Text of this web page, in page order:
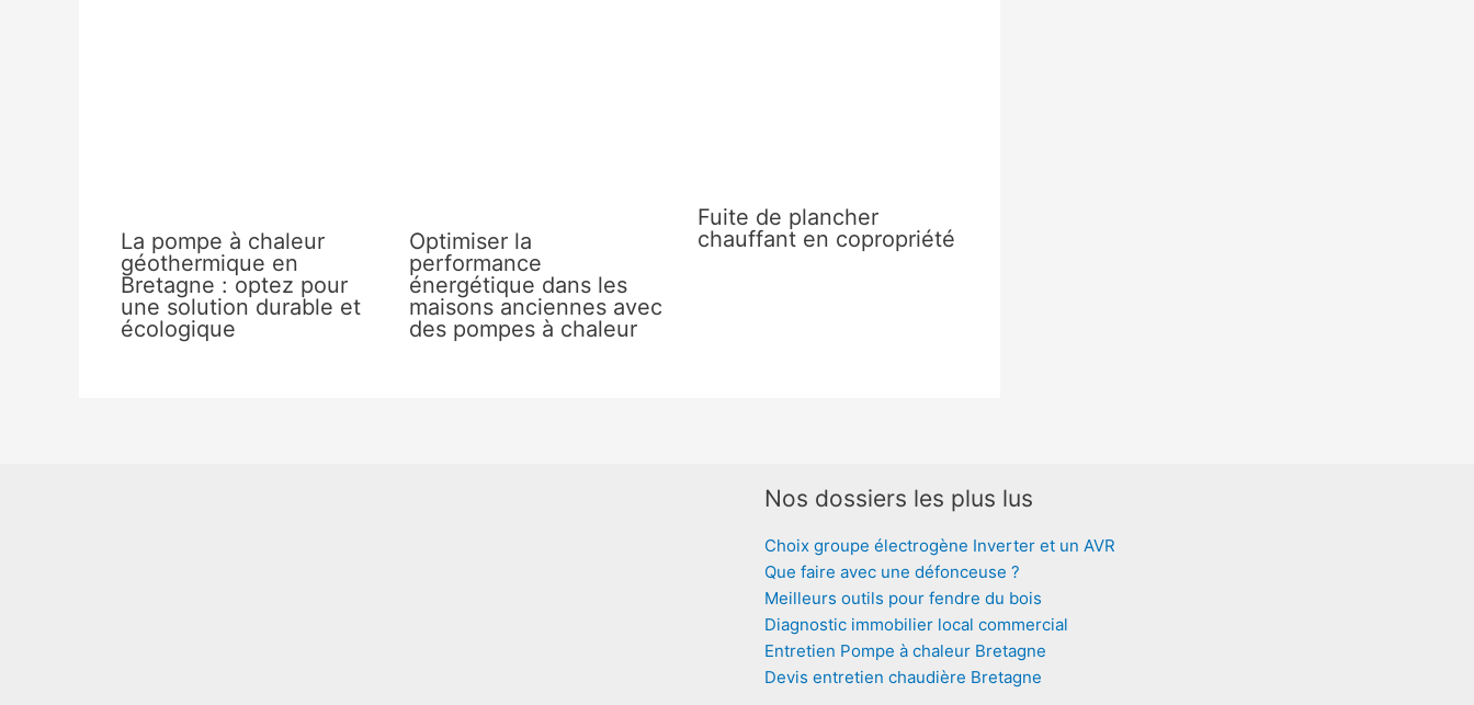
La pompe à chaleur
géothermique en
Bretagne : optez pour
une solution durable et
écologique
Optimiser la
performance
énergétique dans les
maisons anciennes avec
des pompes à chaleur
Fuite de plancher
chauffant en copropriété
Nos dossiers les plus lus
Choix groupe électrogène Inverter et un AVR
Que faire avec une défonceuse ?
Meilleurs outils pour fendre du bois
Diagnostic immobilier local commercial
Entretien Pompe à chaleur Bretagne
Devis entretien chaudière Bretagne